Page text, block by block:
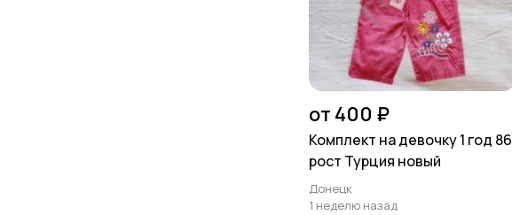
от 400 ₽
Комплект на девочку 1 год 86
рост Турция новый
Донецк
1 неделю назад